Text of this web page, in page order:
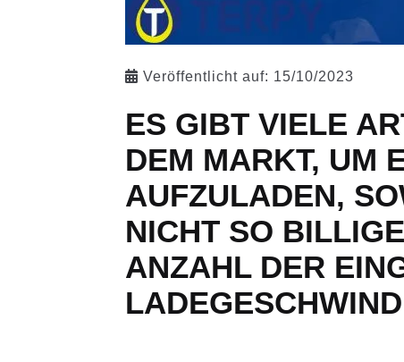
Veröffentlicht auf: 15/10/2023
ES GIBT VIELE
DEM MARKT, UM
AUFZULADEN,
NICHT SO
ANZAHL DER